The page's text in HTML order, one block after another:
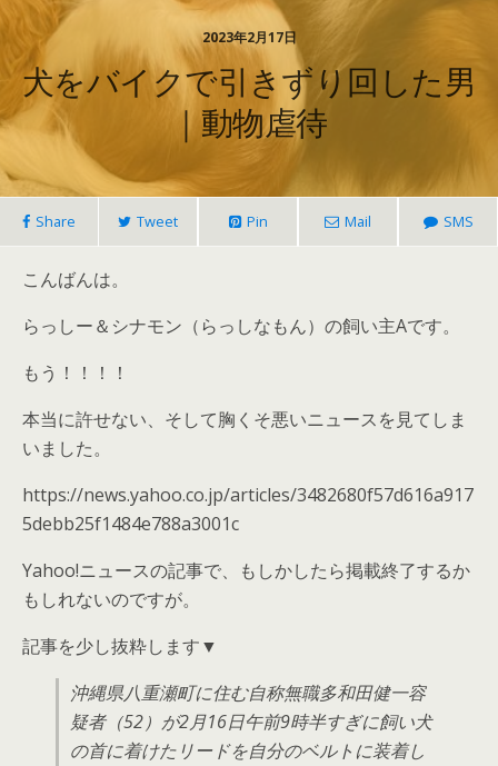
2023年2月17日
犬をバイクで引きずり回した男
｜動物虐待
Share Tweet Pin Mail SMS
こんばんは。
らっしー＆シナモン（らっしなもん）の飼い主Aです。
もう！！！！
本当に許せない、そして胸くそ悪いニュースを見てしま
いました。
https://news.yahoo.co.jp/articles/3482680f57d616a917
5debb25f1484e788a3001c
Yahoo!ニュースの記事で、もしかしたら掲載終了するか
もしれないのですが。
記事を少し抜粋します▼
沖縄県八重瀬町に住む自称無職多和田健一容
疑者（52）が2月16日午前9時半すぎに飼い犬
の首に着けたリードを自分のベルトに装着し